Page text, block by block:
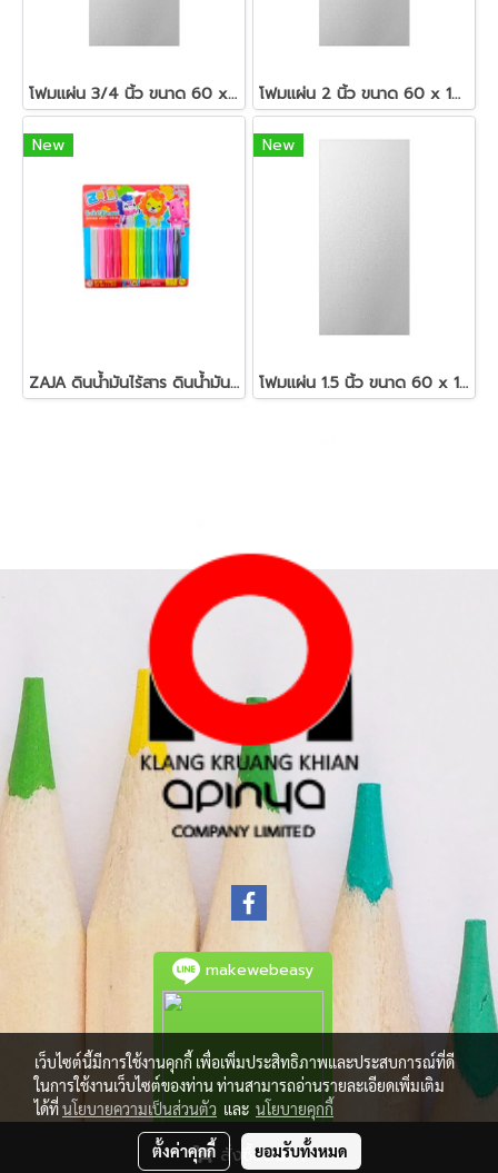
สั่งซื้อสินค้า
โฟมแผ่น 3/4 นิ้ว ขนาด 60 x 120 ซม.สีขาว โฟมแผ่น 2 นิ้ว ขนาด 60 x 120 ซม.สีขาว
New
ZAJA ดินน้ำมันไร้สาร ดินน้ำมันแท่งกลม 200 กรัม
New
โฟมแผ่น 1.5 นิ้ว ขนาด 60 x 120 ซม.สีขาว
makewebeasy
เว็บไซต์นี้มีการใช้งานคุกกี้ เพื่อเพิ่มประสิทธิภาพและประสบการณ์ที่ดี
ในการใช้งานเว็บไซต์ของท่าน ท่านสามารถอ่านรายละเอียดเพิ่มเติม
ได้ที่นโยบายความเป็นส่วนตัว และ นโยบายคุกกี้
ตั้งค่าคุกกี้ ยอมรับทั้งหมด